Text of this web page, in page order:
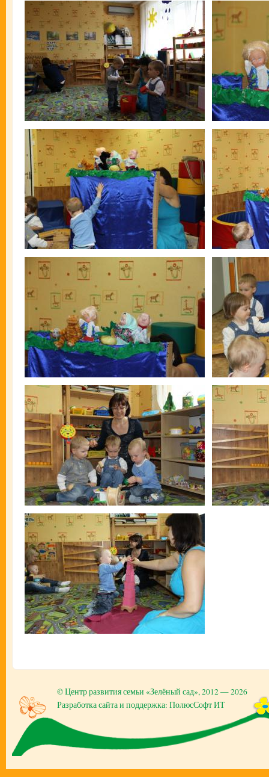
©Центр развития семьи «Зелёный сад», 2012 — 2026
Разработка сайта и поддержка: ПолюсСофт ИТ